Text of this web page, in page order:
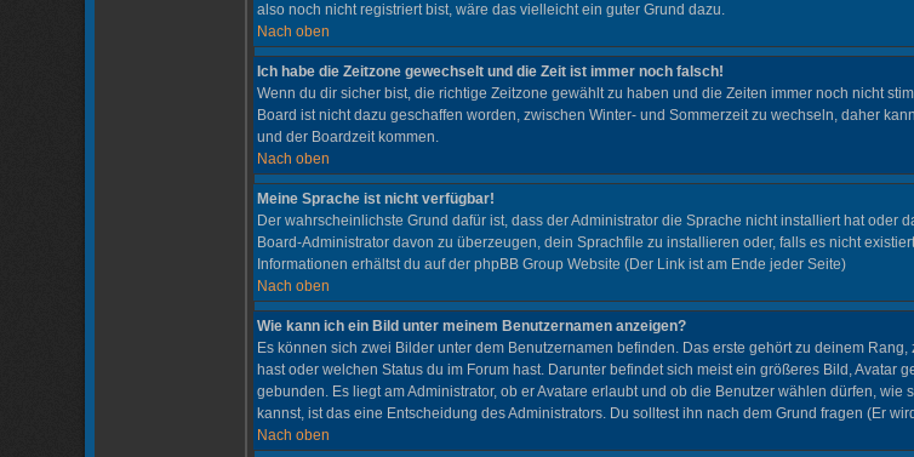
also noch nicht registriert bist, wäre das vielleicht ein guter Grund dazu.
Nach oben
Ich habe die Zeitzone gewechselt und die Zeit ist immer noch falsch!
Wenn du dir sicher bist, die richtige Zeitzone gewählt zu haben und die Zeiten immer noch nicht
Board ist nicht dazu geschaffen worden, zwischen Winter- und Sommerzeit zu wechseln, daher
und der Boardzeit kommen.
Nach oben
Meine Sprache ist nicht verfügbar!
Der wahrscheinlichste Grund dafür ist, dass der Administrator die Sprache nicht installiert hat oder
Board-Administrator davon zu überzeugen, dein Sprachfile zu installieren oder, falls es nicht
Informationen erhältst du auf der phpBB Group Website (Der Link ist am Ende jeder Seite)
Nach oben
Wie kann ich ein Bild unter meinem Benutzernamen anzeigen?
Es können sich zwei Bilder unter dem Benutzernamen befinden. Das erste gehört zu deinem
hast oder welchen Status du im Forum hast. Darunter befindet sich meist ein größeres Bild,
gebunden. Es liegt am Administrator, ob er Avatare erlaubt und ob die Benutzer wählen dürfen,
kannst, ist das eine Entscheidung des Administrators. Du solltest ihn nach dem Grund fragen (Er
Nach oben